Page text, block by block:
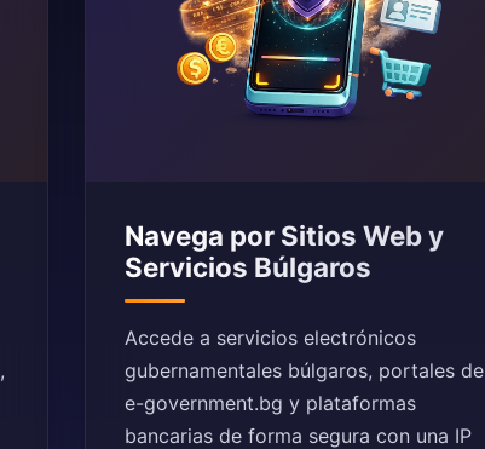
Navega por Sitios Web y
Servicios Búlgaros
Accede a servicios electrónicos
gubernamentales búlgaros, portales de
e-government.bg y plataformas
bancarias de forma segura con una IP